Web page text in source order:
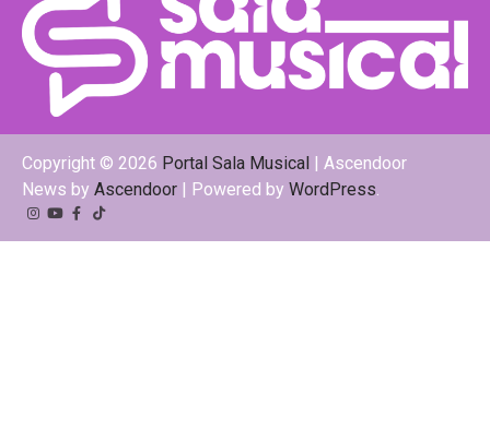
Copyright © 2026 Portal Sala Musical
| Ascendoor
News by Ascendoor | Powered by WordPress.
Instagram
YouTube
Facebook
Tiktok